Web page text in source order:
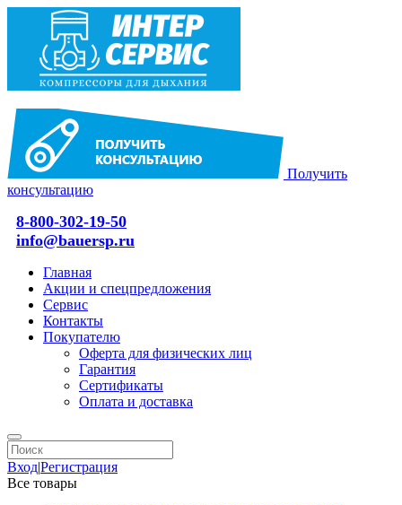
Получить
консультацию
8-800-302-19-50
info@bauersp.ru
Главная
Акции и спецпредложения
Сервис
Контакты
Покупателю
Оферта для физических лиц
Гарантия
Сертификаты
Оплата и доставка
Вход|Регистрация
Все товары